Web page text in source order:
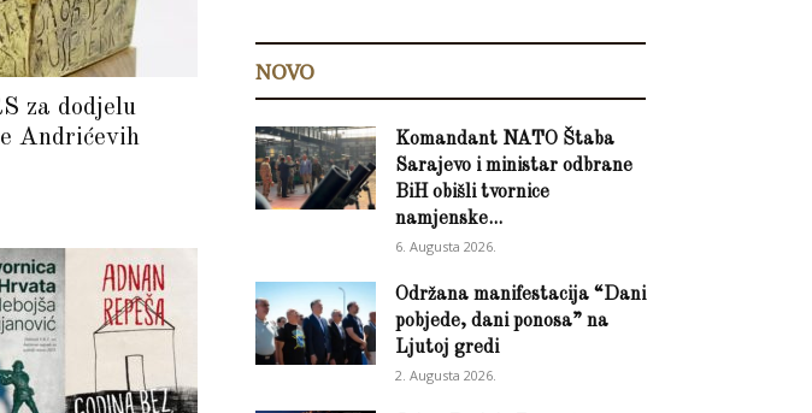
za dodjelu
Andrićevih
NOVO
Komandant NATO Štaba
Sarajevo i ministar odbrane
BiH obišli tvornice
namjenske...
6. Augusta 2026.
Održana manifestacija “Dani
pobjede, dani ponosa” na
Ljutoj gredi
2. Augusta 2026.